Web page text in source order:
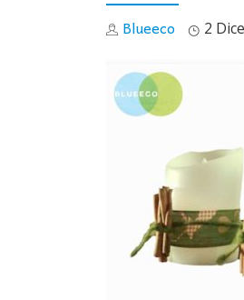
Blueeco 2